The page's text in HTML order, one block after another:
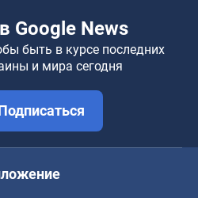
Google News
быть в курсе последних
и мира сегодня